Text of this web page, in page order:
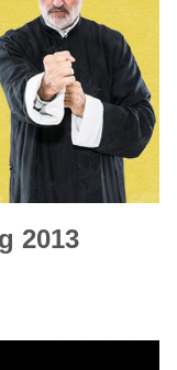
2013